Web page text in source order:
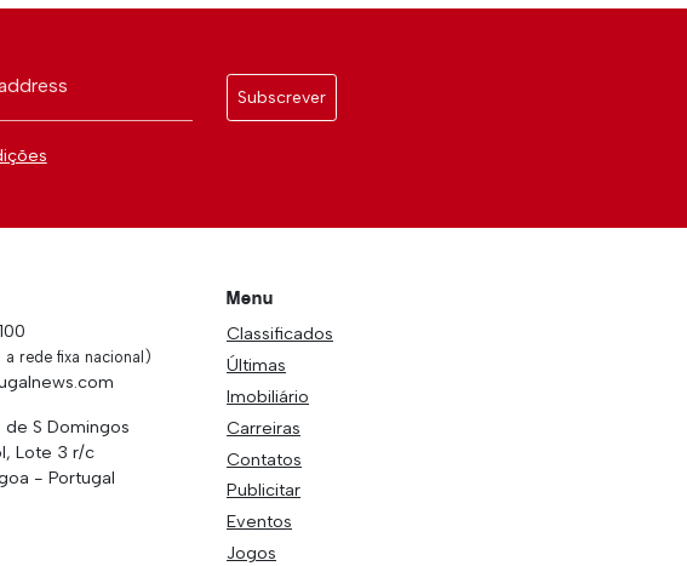
Subscrever
a rede fixa nacional)
de S Domingos
Lote 3 r/c
- Portugal
Menu
Classificados
Últimas
Imobiliário
Carreiras
Contatos
Publicitar
Eventos
Jogos